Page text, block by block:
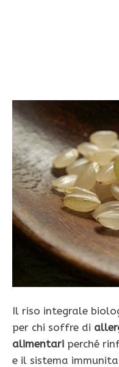
Il riso integrale
per chi soffre di
alimentari perché
e il sistema